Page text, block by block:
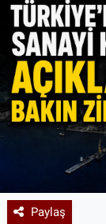
Paylaş
Sağlık
Siyaset
Teknoloji